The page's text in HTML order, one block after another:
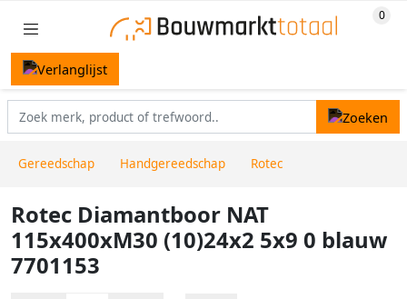
Gereedschap Handgereedschap Rotec
Rotec Diamantboor NAT
115x400xM30 (10)24x2 5x9 0 blauw
7701153